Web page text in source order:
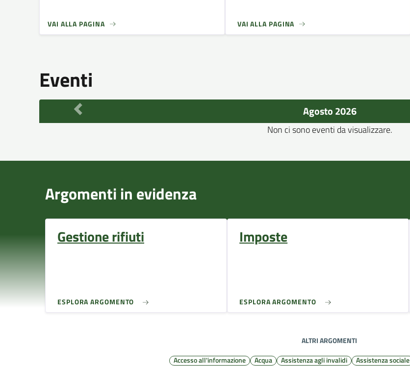
VAI ALLA PAGINA VAI ALLA PAGINA
Eventi
Agosto 2026
Non ci sono eventi da visualizzare.
Argomenti in evidenza
Gestione rifiuti
ESPLORA ARGOMENTO
Imposte
ESPLORA ARGOMENTO
ALTRI ARGOMENTI
Accesso all'informazione
Acqua Assistenza agli invalidi Assistenza sociale